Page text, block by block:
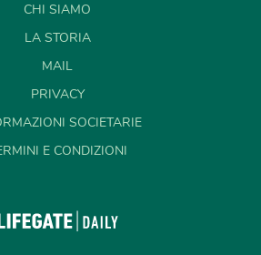
CHI SIAMO
LA STORIA
MAIL
PRIVACY
SOCIETARIE
E CONDIZIONI